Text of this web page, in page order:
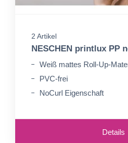
2 Artikel
NESCHEN printlux PP
Weiß mattes Roll-Up-
PVC-frei
NoCurl Eigenschaft
Details